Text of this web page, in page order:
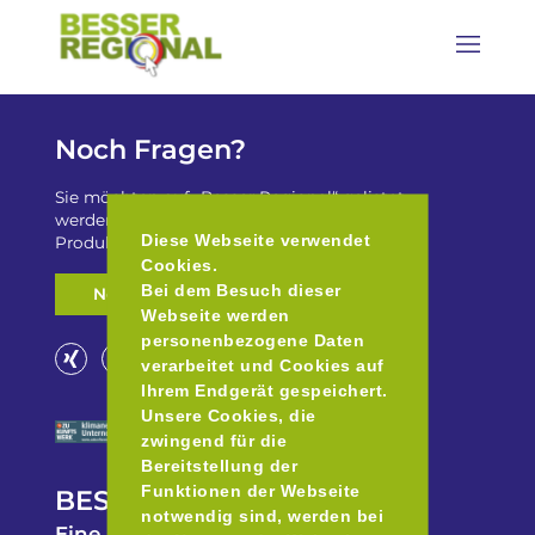
Diese Webseite verwendet
Cookies.
Bei dem Besuch dieser
Webseite werden
personenbezogene Daten
verarbeitet und Cookies auf
Ihrem Endgerät gespeichert.
Unsere Cookies, die
zwingend für die
Bereitstellung der
Funktionen der Webseite
notwendig sind, werden bei
BESSER REGIONAL
Noch Fragen?
Sie möchten auf „Besser Regional“ gelistet
werden? Oder haben Sie einen Freizeittip zu
Produkten aus der Region für uns?
Nehmen Sie Kontakt auf